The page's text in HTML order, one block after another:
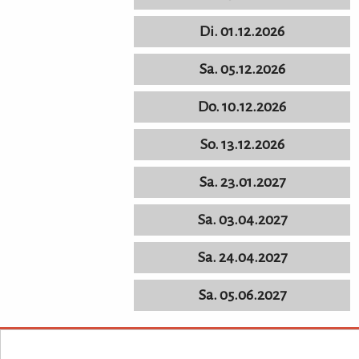
Di. 01.12.2026
Sa. 05.12.2026
Do. 10.12.2026
So. 13.12.2026
Sa. 23.01.2027
Sa. 03.04.2027
Sa. 24.04.2027
Sa. 05.06.2027